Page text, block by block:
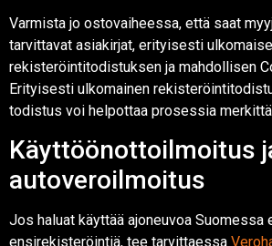
Varmista jo ostovaiheessa, että saat
tarvittavat asiakirjat, erityisesti
rekisteröintitodistuksen ja mahdollisen
Erityisesti ulkomainen
todistus voi helpottaa prosessia
Käyttöönottoilmoitus
autoveroilmoitus
Jos haluat käyttää ajoneuvoa Suomessa
ensirekisteröintiä, tee tarvittaessa